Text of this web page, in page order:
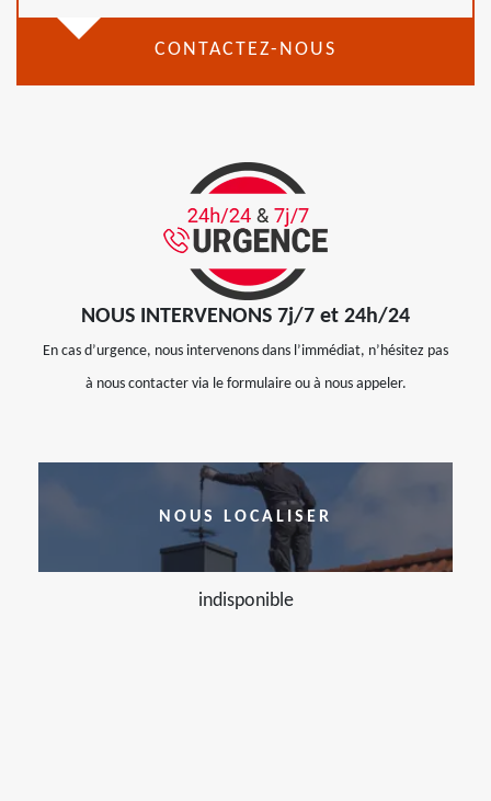
CONTACTEZ-NOUS
NOUS INTERVENONS 7j/7 et 24h/24
En cas d’urgence, nous intervenons dans l’immédiat, n’hésitez pas
à nous contacter via le formulaire ou à nous appeler.
NOUS LOCALISER
indisponible